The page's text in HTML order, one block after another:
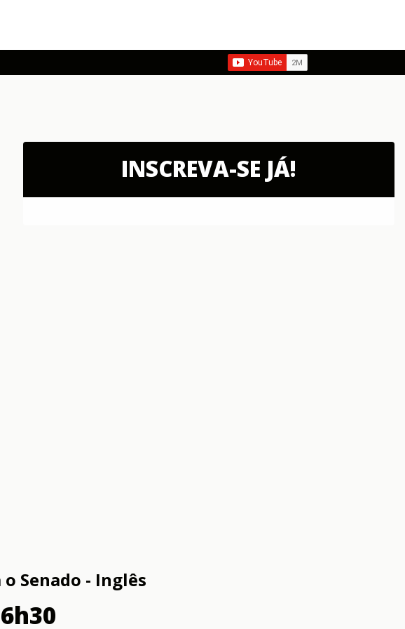
INSCREVA-SE JÁ!
Senado - Inglês